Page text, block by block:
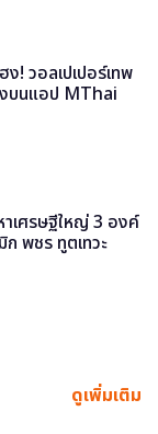
ง! วอลเปเปอร์เทพ
งบนแอป MThai
าเศรษฐีใหญ่ 3 องค์
ก พชร ทูตเทวะ
ดูเพิ่มเติม